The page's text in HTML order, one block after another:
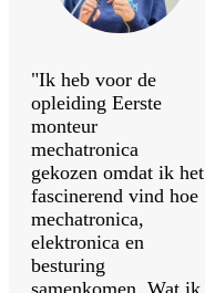
"Ik heb voor de
opleiding Eerste
monteur
mechatronica
gekozen omdat ik het
fascinerend vind hoe
mechatronica,
elektronica en
besturing